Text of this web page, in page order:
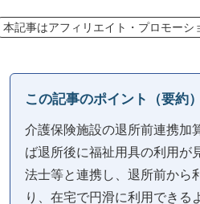
本記事はアフィリエイト・プロモーシ
この記事のポイント（要約）
介護保険施設の退所前連携加
ば退所後に福祉用具の利用が
法士等と連携し、退所前から
り、在宅で円滑に利用できる